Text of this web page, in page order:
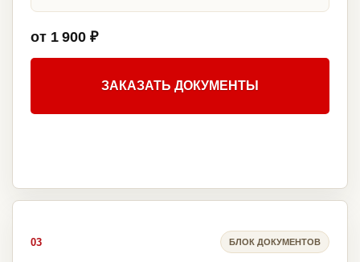
от 1 900 ₽
ЗАКАЗАТЬ ДОКУМЕНТЫ
03 БЛОК ДОКУМЕНТОВ